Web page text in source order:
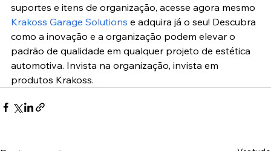
suportes e itens de organização, acesse agora mesmo
Krakoss Garage Solutions e adquira já o seu! Descubra
como a inovação e a organização podem elevar o
padrão de qualidade em qualquer projeto de estética
automotiva. Invista na organização, invista em
produtos Krakoss.